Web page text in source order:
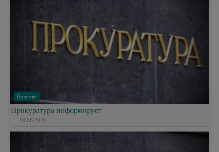
Новости
Прокуратура информирует
10.06.2026